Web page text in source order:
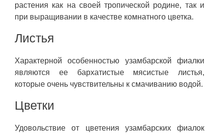
растения как на своей тропической родине, так и
при выращивании в качестве комнатного цветка.
Листья
Характерной особенностью узамбарской фиалки
являются ее бархатистые мясистые листья,
которые очень чувствительны к смачиванию водой.
Цветки
Удовольствие от цветения узамбарских фиалок